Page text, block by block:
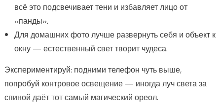
всё это подсвечивает тени и избавляет лицо от
«панды».
Для домашних фото лучше развернуть себя и объект к
окну — естественный свет творит чудеса.
Экспериментируй: подними телефон чуть выше,
попробуй контровое освещение — иногда луч света за
спиной даёт тот самый магический ореол.